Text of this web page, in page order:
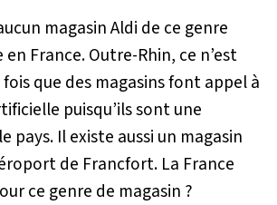
magasin Aldi de ce genre
France. Outre-Rhin, ce n’est
que des magasins font appel à
puisqu’ils sont une
pays. Il existe aussi un magasin
de Francfort. La France
ce genre de magasin ?